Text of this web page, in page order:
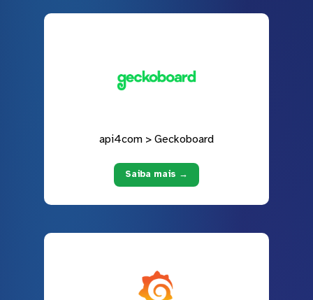
api4com > Geckoboard
Saiba mais →